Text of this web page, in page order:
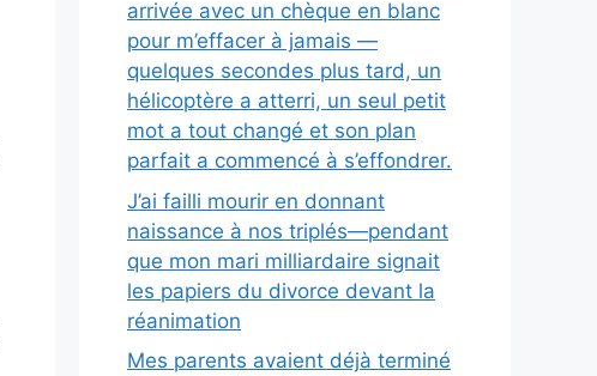
arrivée avec un chèque en blanc
pour m’effacer à jamais —
quelques secondes plus tard, un
hélicoptère a atterri, un seul petit
mot a tout changé et son plan
parfait a commencé à s’effondrer.
J’ai failli mourir en donnant
naissance à nos triplés—pendant
que mon mari milliardaire signait
les papiers du divorce devant la
réanimation
Mes parents avaient déjà terminé